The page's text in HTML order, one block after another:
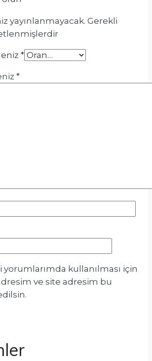
yayınlanmayacak. Gerekli
*
*
yorumlarımda kullanılması için
ve site adresim bu